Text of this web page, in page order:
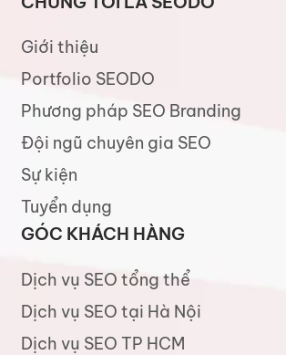
Giới thiệu
Portfolio SEODO
Phương pháp SEO Branding
Đội ngũ chuyên gia SEO
Sự kiện
Tuyển dụng
GÓC KHÁCH HÀNG
Dịch vụ SEO tổng thể
Dịch vụ SEO tại Hà Nội
Dịch vụ SEO TP HCM